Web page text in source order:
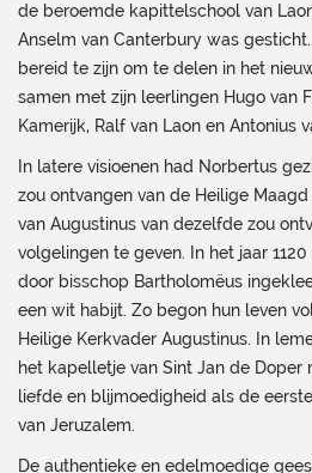
de beroemde kapittelschool van
Anselm van Canterbury was
bereid te zijn om te delen in het
samen met zijn leerlingen Hugo van
Kamerijk, Ralf van Laon en Antonius
In latere visioenen had Norbertus
zou ontvangen van de Heilige
van Augustinus van dezelfde zou
volgelingen te geven. In het jaar
door bisschop Bartholomëus
een wit habijt. Zo begon hun leven
Heilige Kerkvader Augustinus. In
het kapelletje van Sint Jan de Doper
liefde en blijmoedigheid als de
van Jeruzalem.
De authentieke en edelmoedige